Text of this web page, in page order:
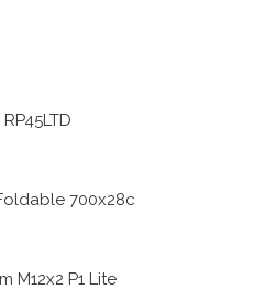
700x28c
M12x2 P1 Lite